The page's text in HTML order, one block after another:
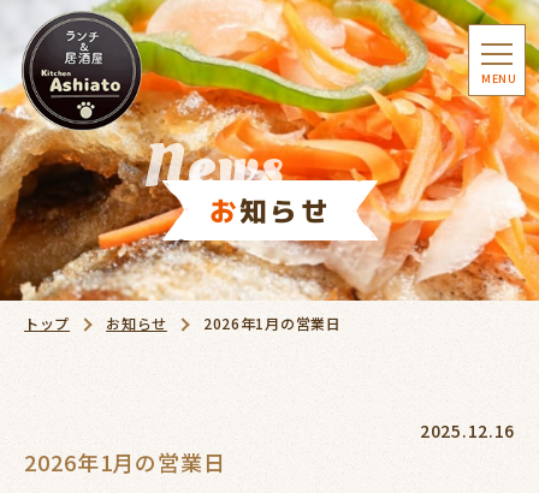
MENU
News
お知らせ
トップ お知らせ 2026年1月の営業日
2025.12.16
2026年1月の営業日